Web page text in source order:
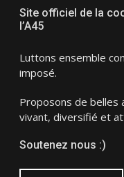
Site officiel de la
l’A45
Luttons ensemble
imposé.
Proposons de
vivant, diversifié et
Soutenez nous :)